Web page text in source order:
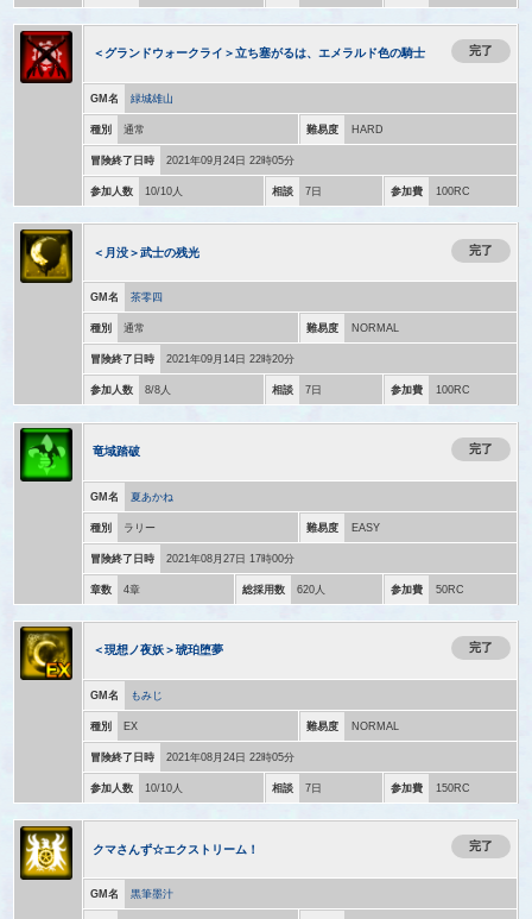
＜グランドウォークライ＞立ち塞がるは、エメラルド色の騎士 完了
GM名 緑城雄山
種別 通常 難易度 HARD
冒険終了日時 2021年09月24日 22時05分
参加人数 10/10人 相談 7日 参加費 100RC
＜月没＞武士の残光 完了
GM名 茶零四
種別 通常 難易度 NORMAL
冒険終了日時 2021年09月14日 22時20分
参加人数 8/8人 相談 7日 参加費 100RC
竜域踏破 完了
GM名 夏あかね
種別 ラリー 難易度 EASY
冒険終了日時 2021年08月27日 17時00分
章数 4章 総採用数 620人 参加費 50RC
＜現想ノ夜妖＞琥珀堕夢 完了
GM名 もみじ
種別 EX 難易度 NORMAL
冒険終了日時 2021年08月24日 22時05分
参加人数 10/10人 相談 7日 参加費 150RC
クマさんず☆エクストリーム！ 完了
GM名 黒筆墨汁